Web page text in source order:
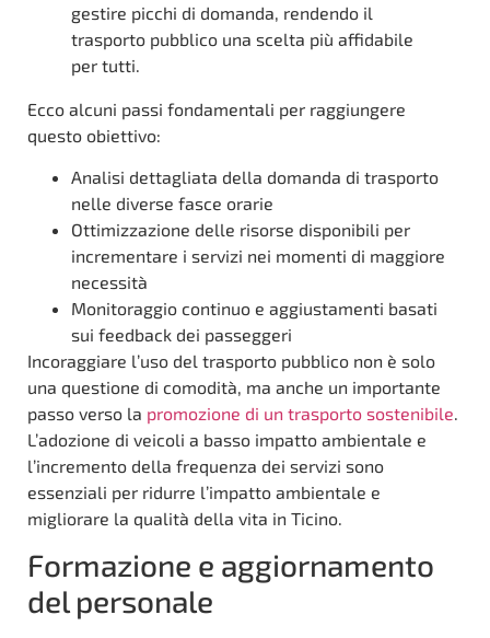
gestire picchi di domanda, rendendo il
trasporto pubblico una scelta più affidabile
per tutti.
Ecco alcuni passi fondamentali per raggiungere
questo obiettivo:
Analisi dettagliata della domanda di trasporto
nelle diverse fasce orarie
Ottimizzazione delle risorse disponibili per
incrementare i servizi nei momenti di maggiore
necessità
Monitoraggio continuo e aggiustamenti basati
sui feedback dei passeggeri
Incoraggiare l’uso del trasporto pubblico non è solo
una questione di comodità, ma anche un importante
passo verso la promozione di un trasporto sostenibile.
L’adozione di veicoli a basso impatto ambientale e
l’incremento della frequenza dei servizi sono
essenziali per ridurre l’impatto ambientale e
migliorare la qualità della vita in Ticino.
Formazione e aggiornamento
del personale